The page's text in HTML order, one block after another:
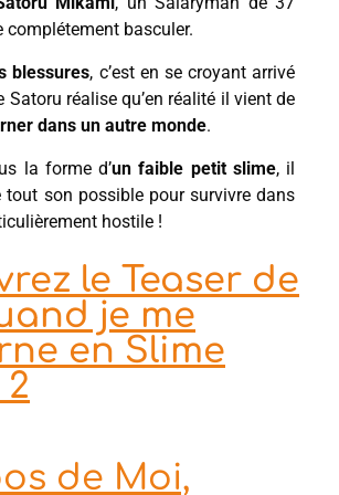
complétement basculer.
blessures, c’est en se croyant arrivé
Satoru réalise qu’en réalité il vient de
dans un autre monde.
la forme d’un faible petit slime, il
tout son possible pour survivre dans
hostile !
le Teaser de
je me
en Slime
de Moi,